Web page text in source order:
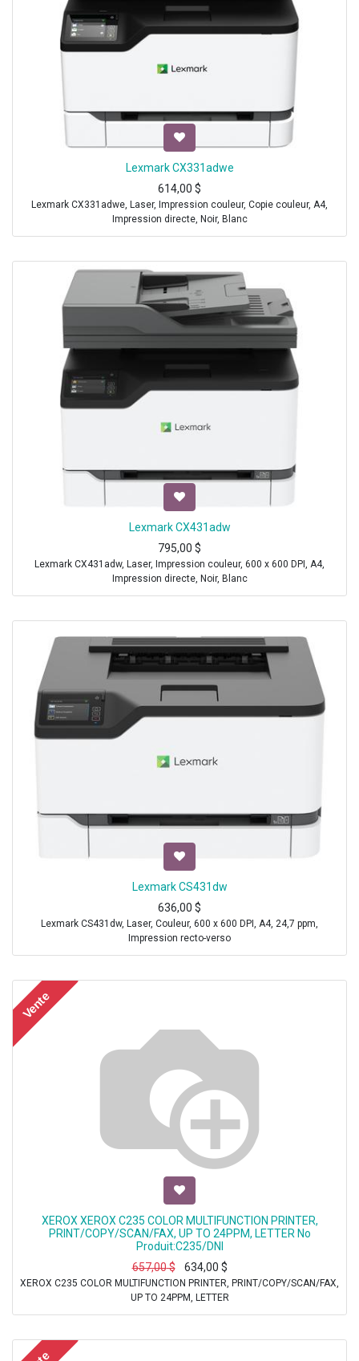
Lexmark CX331adwe
614,00 $
Lexmark CX331adwe, Laser, Impression couleur, Copie couleur, A4,
Impression directe, Noir, Blanc
Lexmark CX431adw
795,00 $
Lexmark CX431adw, Laser, Impression couleur, 600 x 600 DPI, A4,
Impression directe, Noir, Blanc
Lexmark CS431dw
636,00 $
Lexmark CS431dw, Laser, Couleur, 600 x 600 DPI, A4, 24,7 ppm,
Impression recto-verso
Vente
XEROX XEROX C235 COLOR MULTIFUNCTION PRINTER,
PRINT/COPY/SCAN/FAX, UP TO 24PPM, LETTER No
Produit:C235/DNI
657,00$ 634,00 $
XEROX C235 COLOR MULTIFUNCTION PRINTER, PRINT/COPY/SCAN/FAX,
UP TO 24PPM, LETTER